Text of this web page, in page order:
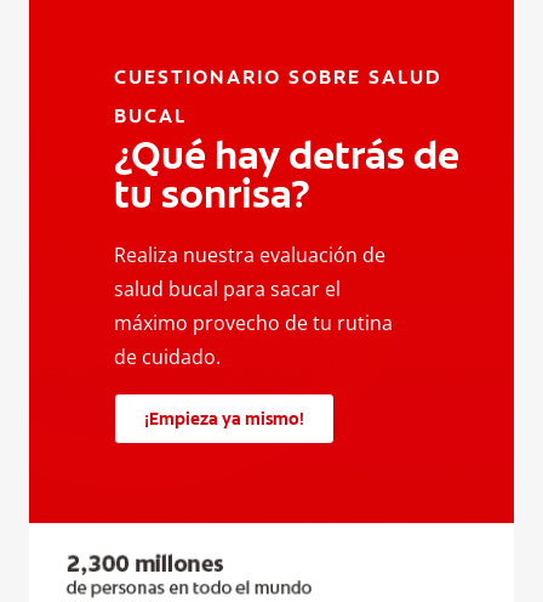
CUESTIONARIO SOBRE SALUD
BUCAL
¿Qué hay detrás de
tu sonrisa?
Realiza nuestra evaluación de
salud bucal para sacar el
máximo provecho de tu rutina
de cuidado.
¡Empieza ya mismo!